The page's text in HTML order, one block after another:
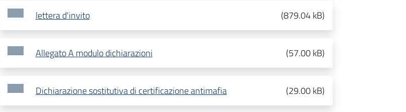
lettera d'invito (879.04 kB)
Allegato A modulo dichiarazioni (57.00 kB)
Dichiarazione sostitutiva di certificazione antimafia (29.00 kB)